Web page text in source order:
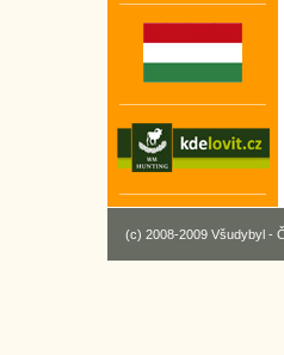
(c) 2008-2009 Všudybyl -